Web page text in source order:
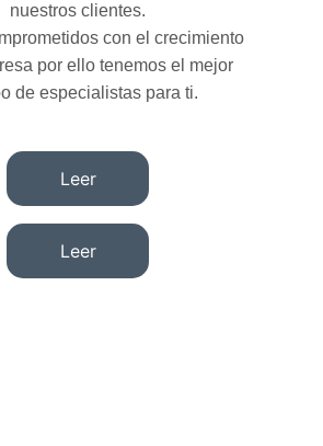
nuestros clientes.
con el crecimiento
por ello tenemos el mejor
de especialistas para ti.
Leer
Leer